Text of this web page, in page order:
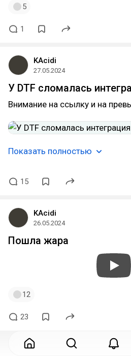
5
1
KAcidi
27.05.2024
У DTF сломалась
Внимание на ссылку и на
Показать полностью
15
KAcidi
26.05.2024
Пошла жара
12
23